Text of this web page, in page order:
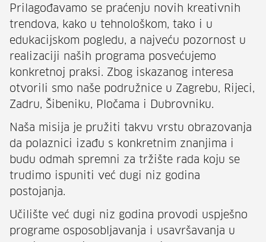
Prilagođavamo se praćenju novih kreativnih
trendova, kako u tehnološkom, tako i u
edukacijskom pogledu, a najveću pozornost u
realizaciji naših programa posvećujemo
konkretnoj praksi. Zbog iskazanog interesa
otvorili smo naše podružnice u Zagrebu, Rijeci,
Zadru, Šibeniku, Pločama i Dubrovniku.
Naša misija je pružiti takvu vrstu obrazovanja
da polaznici izađu s konkretnim znanjima i
budu odmah spremni za tržište rada koju se
trudimo ispuniti već dugi niz godina
postojanja.
Učilište već dugi niz godina provodi uspješno
programe osposobljavanja i usavršavanja u